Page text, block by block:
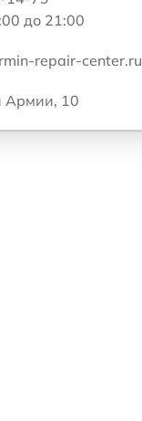
до 21:00
repair-center.ru
Армии, 10